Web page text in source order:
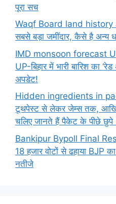
पूरा सच
Waqf Board land history
सबसे बड़ा जमींदार, कैसे है अन्य
IMD monsoon forecast
UP-बिहार में भारी बारिश का
अपडेट!
Hidden ingredients in
टूथपेस्ट से लेकर जेम्स तक, आखिर
चलिए जानते हैं पैकेट के पीछे
Bankipur Bypoll Final
18 हजार वोटों से ढहाया BJP
नतीजे